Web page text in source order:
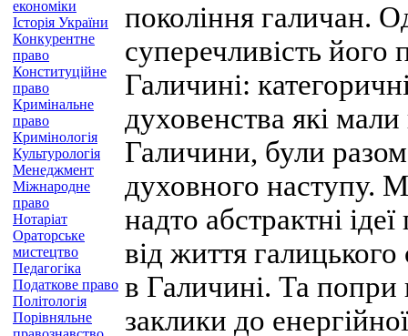
економіки
Історія України
Конкурентне
право
Конституційне
право
Кримінальне
право
Кримінологія
Культурологія
Менеджмент
Міжнародне
право
Нотаріат
Ораторське
мистецтво
Педагогіка
Податкове право
Політологія
Порівняльне
покоління галичан.
суперечливість його
Галичині:
духовенства які
Галичини, були
духовного наступу.
надто абстрактні
від життя
в Галичині. Та попри
заклики до